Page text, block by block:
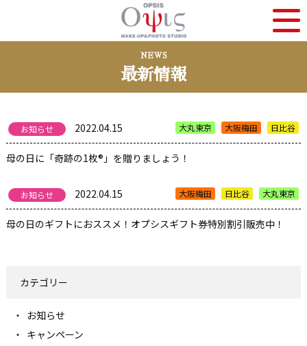
NEWS
最新情報
2022.04.15
お知らせ 大丸東京 大阪梅田 日比谷
母の日に「奇跡の1枚®」を贈りましょう！
2022.04.15
お知らせ 大阪梅田 日比谷 大丸東京
母の日のギフトにおススメ！オプシスギフト券特別割引販売中！
カテゴリー
お知らせ
キャンペーン